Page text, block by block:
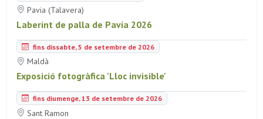
Pavia (Talavera)
Laberint de palla de Pavia 2026
fins dissabte, 5 de setembre de 2026
Maldà
Exposició fotogràfica 'Lloc invisible'
fins diumenge, 13 de setembre de 2026
Sant Ramon